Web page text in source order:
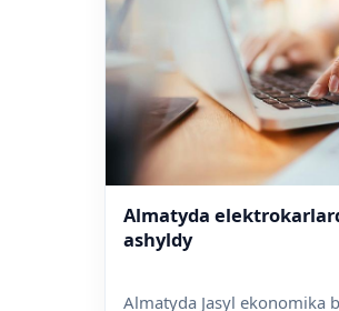
Almatyda
ashyldy
Almatyda Jasyl ekonomika